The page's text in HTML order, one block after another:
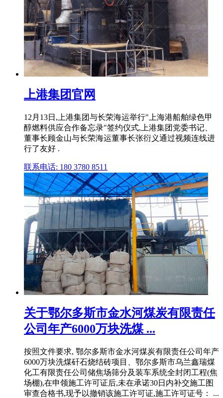
上港集团官网
12月13日,上港集团与长荣海运举行"上海港船舶绿色甲
醇燃料供应合作备忘录"签约仪式,上港集团党委书记、
董事长顾金山与长荣海运董事长张衍义通过视频连线进
行了友好 .
联系电话: 180 3780 8511
关于鄂尔多斯市金水河煤炭有限责任
公司年产6000万块洗煤 ...
按照文件要求, 鄂尔多斯市金水河煤炭有限责任公司年产
6000万块洗煤矸石烧结砖项目、鄂尔多斯市乌兰鑫瑞煤
化工有限责任公司储焦场筛分及装车系统全封闭工程(焦
场棚),在申领施工许可证后,未在承诺30日内补交施工图
审查合格书,现予以撤销该施工许可证,施工许可证号： ...